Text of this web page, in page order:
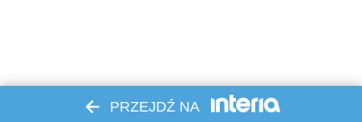
PRZEJDŹ NA